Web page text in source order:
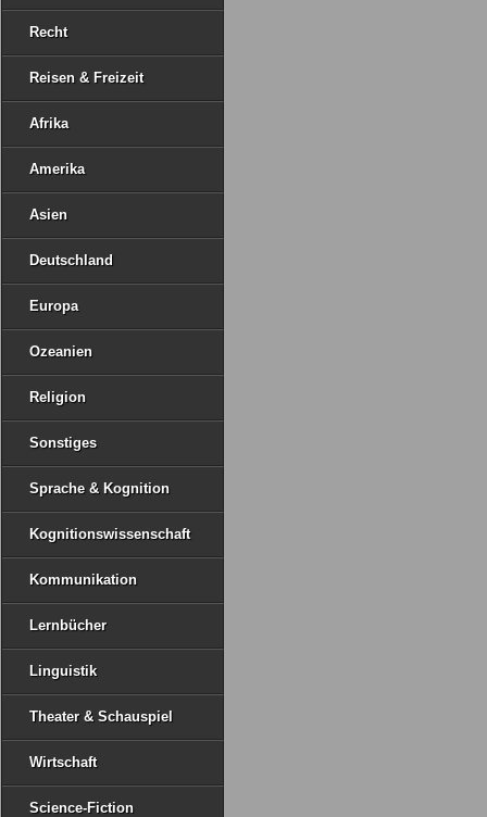
Recht
Reisen & Freizeit
Afrika
Amerika
Asien
Deutschland
Europa
Ozeanien
Religion
Sonstiges
Sprache & Kognition
Kognitionswissenschaft
Kommunikation
Lernbücher
Linguistik
Theater & Schauspiel
Wirtschaft
Science-Fiction